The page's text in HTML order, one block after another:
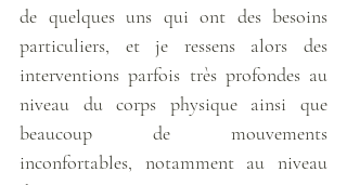
de quelques uns qui ont des besoins
particuliers, et je ressens alors des
interventions parfois très profondes au
niveau du corps physique ainsi que
beaucoup de mouvements
inconfortables, notamment au niveau